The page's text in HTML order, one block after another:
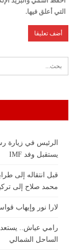
التي أعلق فيها.
الرئيس في زيارة
يستقبل وفد IMF
قبل انتقاله إلى
محمد صلاح إلى
لارا نور وإيهاب
رامي عياش..
الساحل الشمالي